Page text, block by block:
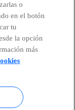
cookies
o
en el botón
tu
la opción
más